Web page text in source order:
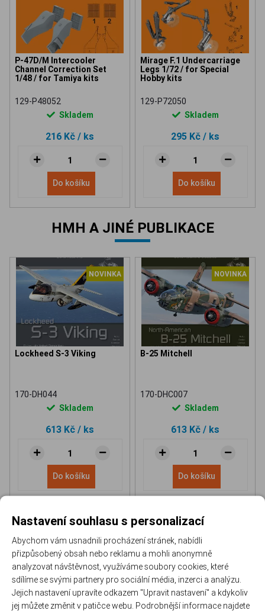
P-47D/M Intercooler
Channel Correction Set
1/48 / for Tamiya kits
129-P48052
Skladem
216 Kč / ks
Do košíku
Mirage F.1 Undercarriage
Legs 1/72 / for Special
Hobby kits
129-P72050
Skladem
295 Kč / ks
Do košíku
HMH A JINÉ PUBLIKACE
NOVINKA
Lockheed S-3 Viking
170-DH044
Skladem
613 Kč / ks
Do košíku
NOVINKA
B-25 Mitchell
170-DHC007
Skladem
613 Kč / ks
Do košíku
NH 90 helicopter Book P-51D Mustang Book
Nastavení souhlasu s personalizací
Abychom vám usnadnili procházení stránek, nabídli
přizpůsobený obsah nebo reklamu a mohli anonymně
analyzovat návštěvnost, využíváme soubory cookies, které
sdílíme se svými partnery pro sociální média, inzerci a analýzu.
Jejich nastavení upravíte odkazem "Upravit nastavení" a kdykoliv
jej můžete změnit v patičce webu. Podrobnější informace najdete